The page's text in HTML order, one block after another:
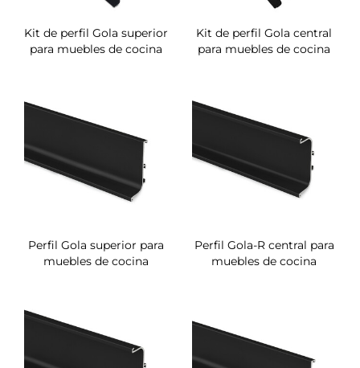
Kit de perfil Gola superior
para muebles de cocina
Kit de perfil Gola central
para muebles de cocina
Perfil Gola superior para
muebles de cocina
Perfil Gola-R central para
muebles de cocina